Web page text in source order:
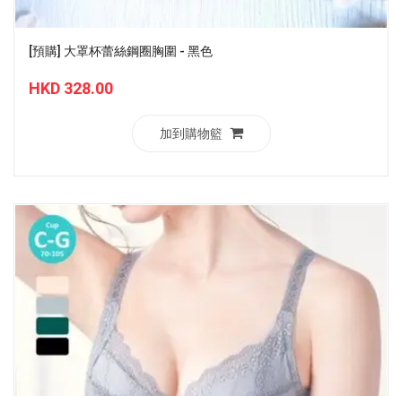
[預購] 大罩杯蕾絲鋼圈胸圍 - 黑色
HKD 328.00
加到購物籃